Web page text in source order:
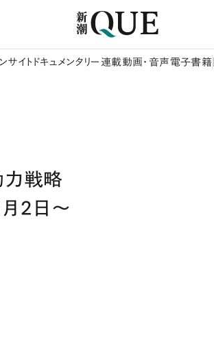
サイト ドキュメンタリー 連載動画・音声 電子書籍
力戦略
月2日～